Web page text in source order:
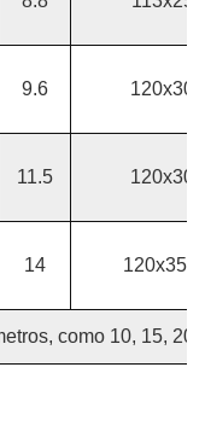
9.6
11.5
14
como 10, 15, 20,